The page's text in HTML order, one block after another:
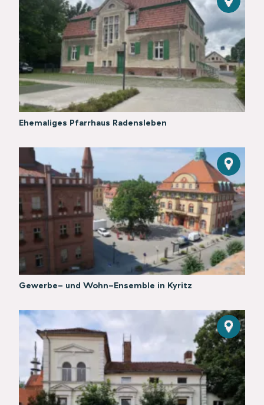
Ehemaliges Pfarrhaus Radensleben
Gewerbe- und Wohn-Ensemble in Kyritz